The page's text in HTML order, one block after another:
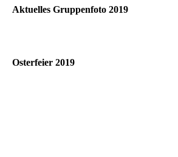
Aktuelles Gruppenfoto 2019
Osterfeier 2019